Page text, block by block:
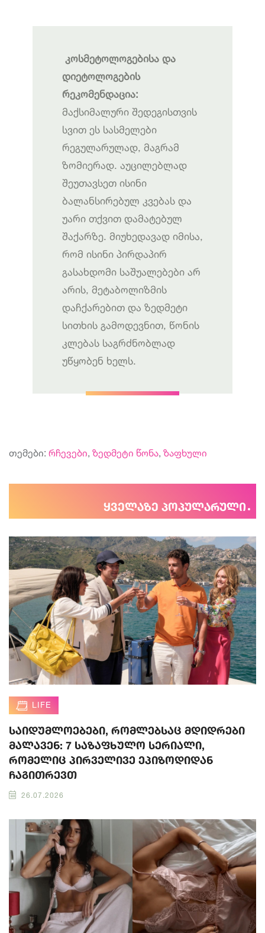
კოსმეტოლოგებისა და
დიეტოლოგების
რეკომენდაცია:
მაქსიმალური შედეგისთვის
სვით ეს სასმელები
რეგულარულად, მაგრამ
ზომიერად. აუცილებლად
შეუთავსეთ ისინი
ბალანსირებულ კვებას და
უარი თქვით დამატებულ
შაქარზე. მიუხედავად იმისა,
რომ ისინი პირდაპირ
გასახდომი საშუალებები არ
არის, მეტაბოლიზმის
დაჩქარებით და ზედმეტი
სითხის გამოდევნით, წონის
კლებას საგრძნობლად
უწყობენ ხელს.
თემები: რჩევები, ზედმეტი წონა, ზაფხული
ყველაზე პოპულარული
LIFE
საიდუმლოებები, რომლებსაც მდიდრები
მალავენ: 7 საზაფხულო სერიალი,
რომელიც პირველივე ეპიზოდიდან
ჩაგითრევთ
26.07.2026